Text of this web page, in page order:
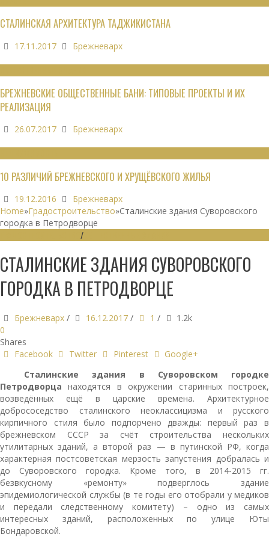
СТАЛИНСКАЯ АРХИТЕКТУРА ТАДЖИКИСТАНА
17.11.2017 Брежневарх
БРЕЖНЕВСКИЕ ОБЩЕСТВЕННЫЕ БАНИ: ТИПОВЫЕ ПРОЕКТЫ И ИХ
РЕАЛИЗАЦИЯ
26.07.2017 Брежневарх
10 РАЗЛИЧИЙ БРЕЖНЕВСКОГО И ХРУЩЁВСКОГО ЖИЛЬЯ
19.12.2016
Брежневарх
Home»Градостроительство»Сталинские здания Суворовского
городка в Петродворце
/
СТАЛИНСКИЕ ЗДАНИЯ СУВОРОВСКОГО
ГОРОДКА В ПЕТРОДВОРЦЕ
Брежневарх / 16.12.2017 / 1 /
1.2k
0
Shares
Facebook
Twitter Pinterest
Google+
Сталинские здания в Суворовском городке
Петродворца находятся в окружении старинных построек,
возведённых ещё в царские времена. Архитектурное
добрососедство сталинского неоклассицизма и русского
кирпичного стиля было подпорчено дважды: первый раз в
брежневском СССР за счёт строительства нескольких
утилитарных зданий, а второй раз — в путинской РФ, когда
характерная постсоветская мерзость запустения добралась и
до Суворовского городка. Кроме того, в 2014-2015 гг.
безвкусному «ремонту» подверглось здание
эпидемиологической службы (в те годы его отобрали у медиков
и передали следственному комитету) – одно из самых
интересных зданий, расположенных по улице Юты
Бондаровской.